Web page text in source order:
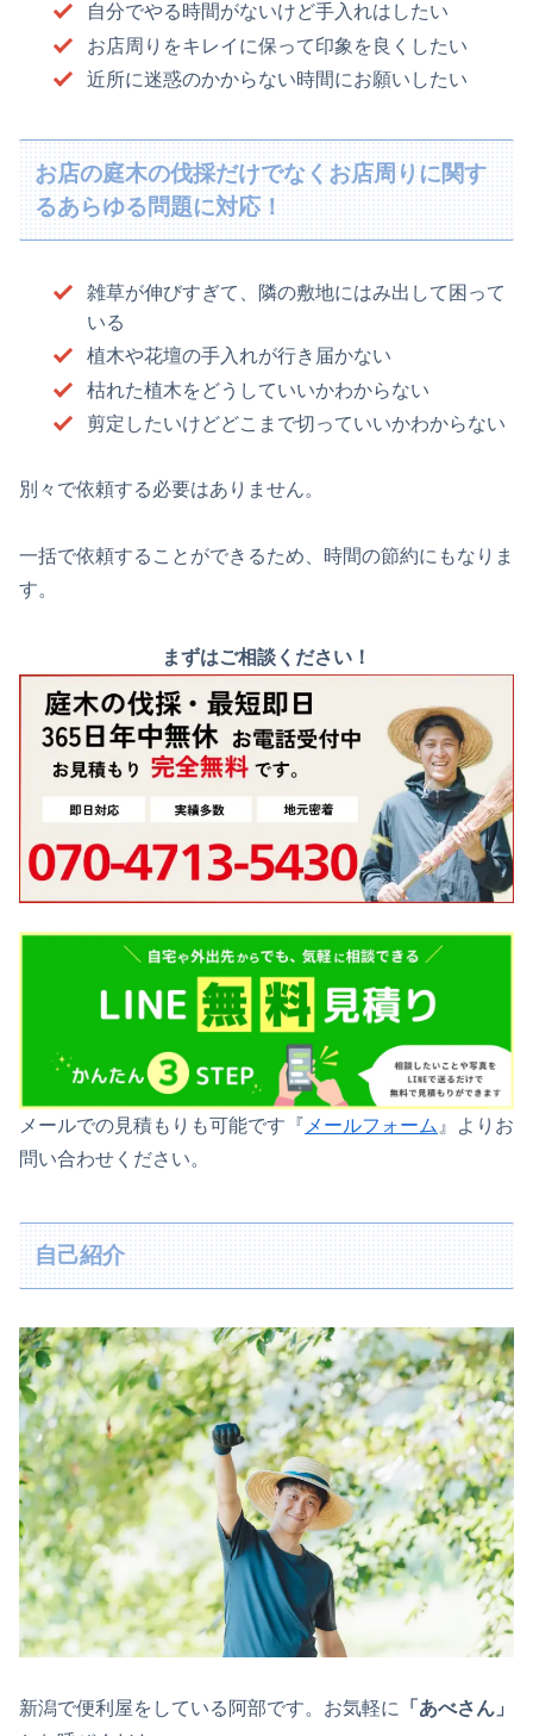
自分でやる時間がないけど手入れはしたい
お店周りをキレイに保って印象を良くしたい
近所に迷惑のかからない時間にお願いしたい
お店の庭木の伐採だけでなくお店周りに関す
るあらゆる問題に対応！
雑草が伸びすぎて、隣の敷地にはみ出して困って
いる
植木や花壇の手入れが行き届かない
枯れた植木をどうしていいかわからない
剪定したいけどどこまで切っていいかわからない
別々で依頼する必要はありません。
一括で依頼することができるため、時間の節約にもなりま
す。
まずはご相談ください！
メールでの見積もりも可能です『 メールフォーム 』よりお
問い合わせください。
自己紹介
新潟で便利屋をしている阿部です。お気軽に
「あべさん」